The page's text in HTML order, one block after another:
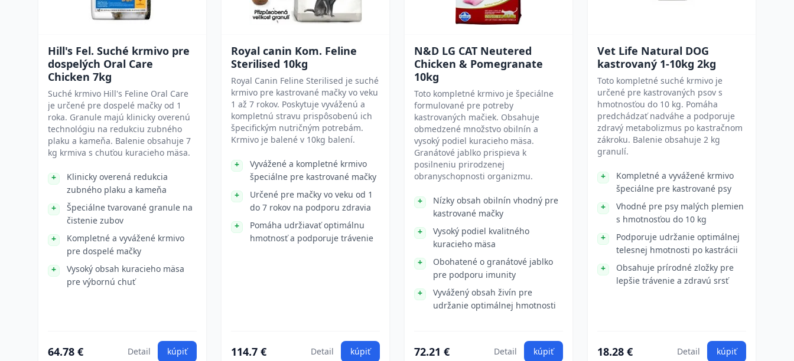
Hill's Fel. Suché krmivo pre
dospelých Oral Care
Chicken 7kg
Suché krmivo Hill's Feline Oral Care
je určené pre dospelé mačky od 1
roka. Granule majú klinicky overenú
technológiu na redukciu zubného
plaku a kameňa. Balenie obsahuje 7
kg krmiva s chuťou kuracieho mäsa.
Klinicky overená redukcia
zubného plaku a kameňa
Špeciálne tvarované granule na
čistenie zubov
Kompletné a vyvážené krmivo
pre dospelé mačky
Vysoký obsah kuracieho mäsa
pre výbornú chuť
64.78 € Detail kúpiť
Royal canin Kom. Feline
Sterilised 10kg
Royal Canin Feline Sterilised je suché
krmivo pre kastrované mačky vo veku
1 až 7 rokov. Poskytuje vyváženú a
kompletnú stravu prispôsobenú ich
špecifickým nutričným potrebám.
Krmivo je balené v 10kg balení.
Vyvážené a kompletné krmivo
špeciálne pre kastrované mačky
Určené pre mačky vo veku od 1
do 7 rokov na podporu zdravia
Pomáha udržiavať optimálnu
hmotnosť a podporuje trávenie
114.7 € Detail kúpiť
N&D LG CAT Neutered
Chicken & Pomegranate
10kg
Toto kompletné krmivo je špeciálne
formulované pre potreby
kastrovaných mačiek. Obsahuje
obmedzené množstvo obilnín a
vysoký podiel kuracieho mäsa.
Granátové jablko prispieva k
posilneniu prirodzenej
obranyschopnosti organizmu.
Nízky obsah obilnín vhodný pre
kastrované mačky
Vysoký podiel kvalitného
kuracieho mäsa
Obohatené o granátové jablko
pre podporu imunity
Vyvážený obsah živín pre
udržanie optimálnej hmotnosti
72.21 € Detail kúpiť
Vet Life Natural DOG
kastrovaný 1-10kg 2kg
Toto kompletné suché krmivo je
určené pre kastrovaných psov s
hmotnosťou do 10 kg. Pomáha
predchádzať nadváhe a podporuje
zdravý metabolizmus po kastračnom
zákroku. Balenie obsahuje 2 kg
granulí.
Kompletné a vyvážené krmivo
špeciálne pre kastrované psy
Vhodné pre psy malých plemien
s hmotnosťou do 10 kg
Podporuje udržanie optimálnej
telesnej hmotnosti po kastrácii
Obsahuje prírodné zložky pre
lepšie trávenie a zdravú srsť
18.28 € Detail kúpiť